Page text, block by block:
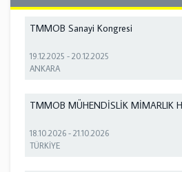
TMMOB Sanayi Kongresi
19.12.2025 -20.12.2025
ANKARA
TMMOB MÜHENDİSLİK MİMARLIK
18.10.2026 -21.10.2026
TÜRKİYE